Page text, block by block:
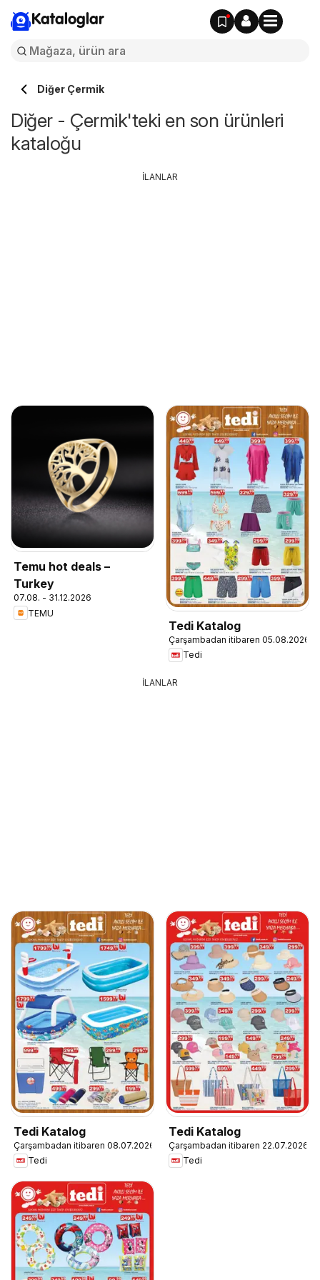
Kataloglar
Diğer Çermik
Diğer - Çermik'teki en son ürünleri
kataloğu
Temu hot deals –
Turkey
07.08. - 31.12.2026
TEMU
Tedi Katalog
Çarşambadan itibaren 05.08.2026
Tedi
İLANLAR
İLANLAR
Tedi Katalog
Çarşambadan itibaren 08.07.2026
Tedi
Tedi Katalog
Çarşambadan itibaren 22.07.2026
Tedi